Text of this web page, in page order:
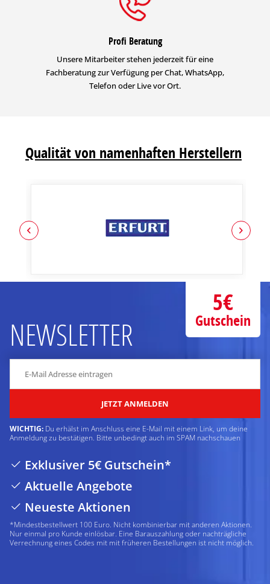
Profi Beratung
Unsere Mitarbeiter stehen jederzeit für eine
Fachberatung zur Verfügung per Chat, WhatsApp,
Telefon oder Live vor Ort.
Qualität von namenhaften Herstellern
NEWSLETTER
JETZT ANMELDEN
WICHTIG: Du erhälst im Anschluss eine E-Mail mit einem Link, um deine
Anmeldung zu bestätigen. Bitte unbedingt auch im SPAM nachschauen
Exklusiver 5€ Gutschein*
Aktuelle Angebote
Neueste Aktionen
*Mindestbestellwert 100 Euro. Nicht kombinierbar mit anderen Aktionen.
Nur einmal pro Kunde einlösbar. Eine Barauszahlung oder nachträgliche
Verrechnung eines Codes mit mit früheren Bestellungen ist nicht möglich.
5€
Gutschein